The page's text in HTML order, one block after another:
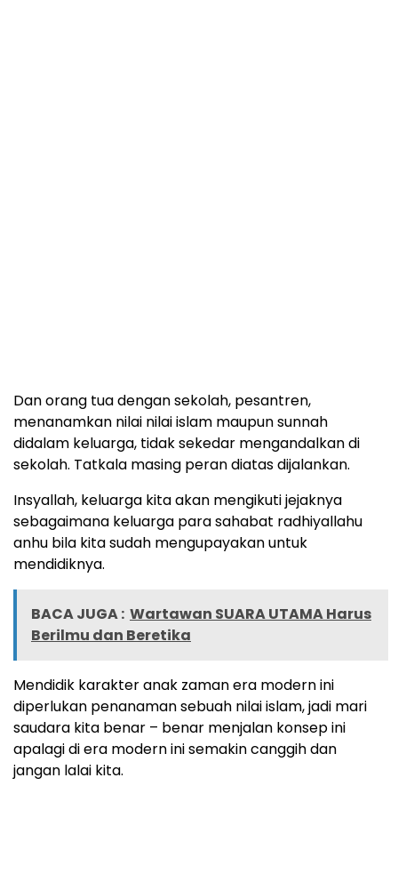
Dan orang tua dengan sekolah, pesantren,
menanamkan nilai nilai islam maupun sunnah
didalam keluarga, tidak sekedar mengandalkan di
sekolah. Tatkala masing peran diatas dijalankan.
Insyallah, keluarga kita akan mengikuti jejaknya
sebagaimana keluarga para sahabat radhiyallahu
anhu bila kita sudah mengupayakan untuk
mendidiknya.
BACA JUGA : Wartawan SUARA UTAMA Harus
Berilmu dan Beretika
Mendidik karakter anak zaman era modern ini
diperlukan penanaman sebuah nilai islam, jadi mari
saudara kita benar – benar menjalan konsep ini
apalagi di era modern ini semakin canggih dan
jangan lalai kita.